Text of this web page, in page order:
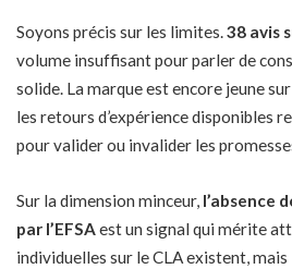
Soyons précis sur les limites.38 avis
volume insuffisant pour parler de
solide. La marque est encore jeune
les retours d’expérience disponibles
pour valider ou invalider les
Sur la dimension minceur, l’absence
par l’EFSAest un signal qui mérite
individuelles sur le CLA existent,